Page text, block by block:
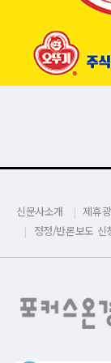
신문사소개 제휴
정정/반론보도 신